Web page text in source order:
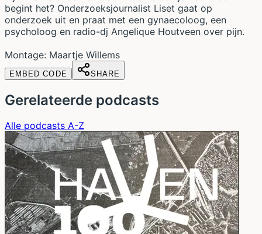
begint het? Onderzoeksjournalist Liset gaat op
onderzoek uit en praat met een gynaecoloog, een
psycholoog en radio-dj Angelique Houtveen over pijn.
Montage: Maartje Willems
EMBED CODE SHARE
Gerelateerde podcasts
Alle podcasts A-Z